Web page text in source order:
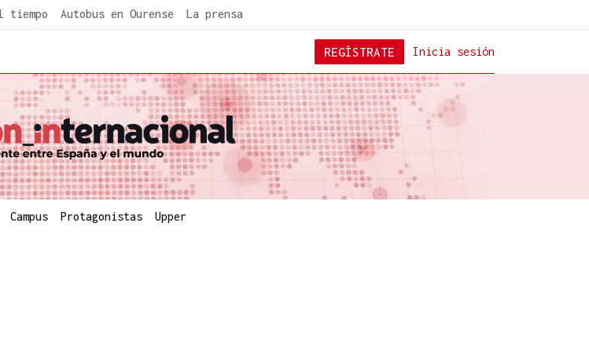
tiempo Autobus en Ourense La prensa
Inicia sesión
REGÍSTRATE
Campus Protagonistas Upper